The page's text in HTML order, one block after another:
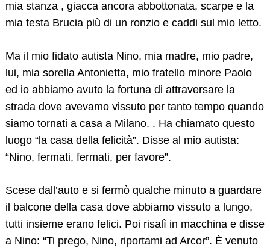
mia stanza , giacca ancora abbottonata, scarpe e la
mia testa Brucia più di un ronzio e caddi sul mio letto.
Ma il mio fidato autista Nino, mia madre, mio ​​padre,
lui, mia sorella Antonietta, mio ​​fratello minore Paolo
ed io abbiamo avuto la fortuna di attraversare la
strada dove avevamo vissuto per tanto tempo quando
siamo tornati a casa a Milano. . Ha chiamato questo
luogo “la casa della felicità”. Disse al mio autista:
“Nino, fermati, fermati, per favore”.
Scese dall’auto e si fermò qualche minuto a guardare
il balcone della casa dove abbiamo vissuto a lungo,
tutti insieme erano felici. Poi risalì in macchina e disse
a Nino: “Ti prego, Nino, riportami ad Arcor”. È venuto